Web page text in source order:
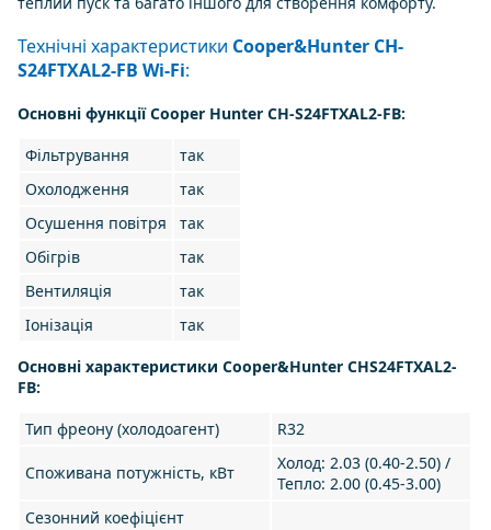
Технічні характеристики Cooper&Hunter CH-
S24FTXAL2-FB Wi-Fi:
Основні функції Cooper Hunter CH-S24FTXAL2-FB:
Фільтрування
так
Охолодження
так
Осушення повітря
так
Обігрів
так
Вентиляція
так
Іонізація
так
Основні характеристики Cooper&Hunter CHS24FTXAL2-
FB:
Тип фреону (холодоагент)
R32
Споживана потужність, кВт
Холод: 2.03 (0.40-2.50) /
Тепло: 2.00 (0.45-3.00)
Сезонний коефіцієнт